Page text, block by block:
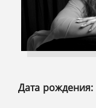
Дата рождения: